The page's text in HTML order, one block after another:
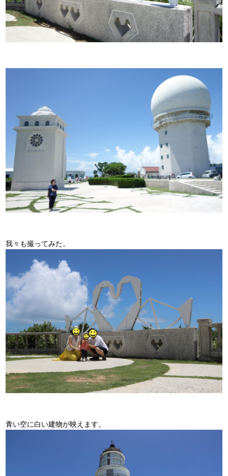
我々も撮ってみた。
青い空に白い建物が映えます。